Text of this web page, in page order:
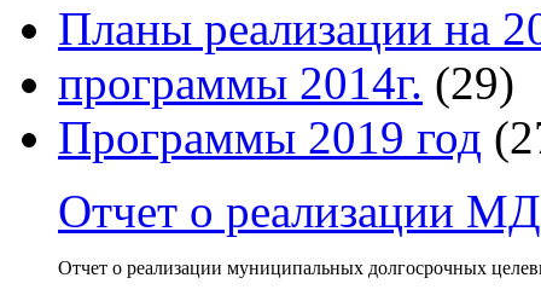
Планы реализации на
программы 2014г. (29)
Программы 2019 год
Отчет о реализации
Отчет о реализации муниципальных долгосрочных